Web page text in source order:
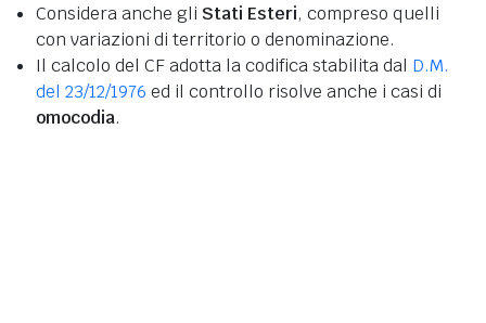
Considera anche gli Stati Esteri, compreso quelli
con variazioni di territorio o denominazione.
Il calcolo del CF adotta la codifica stabilita dal D.M.
del 23/12/1976 ed il controllo risolve anche i casi di
omocodia.